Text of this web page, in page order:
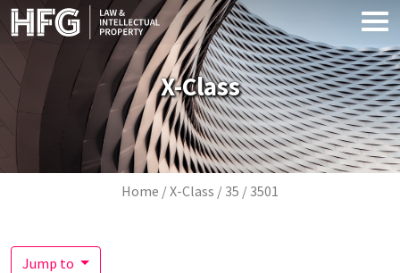
Skip to main content
X-Class
Breadcrumb
Home X-Class 35 3501
Jump to